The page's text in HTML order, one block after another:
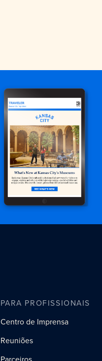
PARA PROFISSIONAIS
Centro de Imprensa
Reuniões